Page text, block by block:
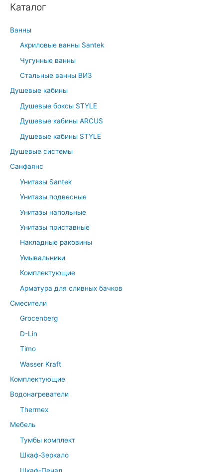
r
h
:
Каталог
Ванны
Акриловые ванны Santek
Чугунные ванны
Стальные ванны ВИЗ
Душевые кабины
Душевые боксы STYLE
Душевые кабины ARCUS
Душевые кабины STYLE
Душевые системы
Санфаянс
Унитазы Santek
Унитазы подвесные
Унитазы напольные
Унитазы приставные
Накладные раковины
Умывальники
Комплектующие
Арматура для сливных бачков
Смесители
Grocenberg
D-Lin
Timo
Wasser Kraft
Комплектующие
Водонагреватели
Thermex
Мебель
Тумбы комплект
Шкаф-Зеркало
Шкаф-Пенал